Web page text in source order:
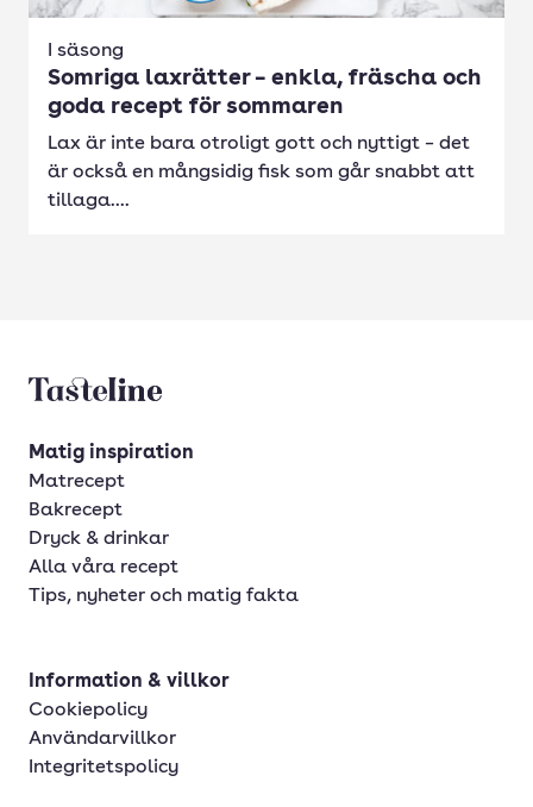
I säsong
Somriga laxrätter – enkla, fräscha och
goda recept för sommaren
Lax är inte bara otroligt gott och nyttigt – det
är också en mångsidig fisk som går snabbt att
tillaga....
Tasteline startsida
Matig inspiration
Matrecept
Bakrecept
Dryck & drinkar
Alla våra recept
Tips, nyheter och matig fakta
Information & villkor
Cookiepolicy
Användarvillkor
Integritetspolicy